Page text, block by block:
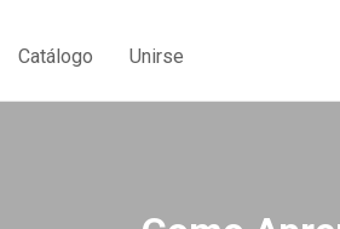
Catálogo Unirse